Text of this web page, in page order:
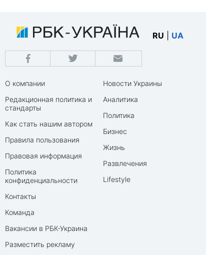
RU UA
О компании
Редакционная политика и
стандарты
Как стать нашим автором
Правила пользования
Правовая информация
Политика
конфиденциальности
Контакты
Команда
Вакансии в РБК-Украина
Разместить рекламу
Новости Украины
Аналитика
Политика
Бизнес
Жизнь
Развлечения
Lifestyle